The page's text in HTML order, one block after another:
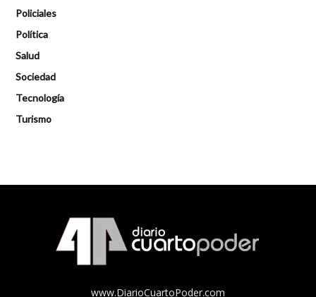
Policiales
Política
Salud
Sociedad
Tecnología
Turismo
www.DiarioCuartoPoder.com